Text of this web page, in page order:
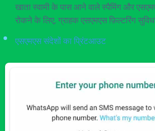
खाता स्वामी के पास आने वाले स्पैमिंग और
रोकने के लिए, ग्राहक एसएमएस फ़िल्टरिंग
एसएमएस संदेशों का प्रिंटआउट